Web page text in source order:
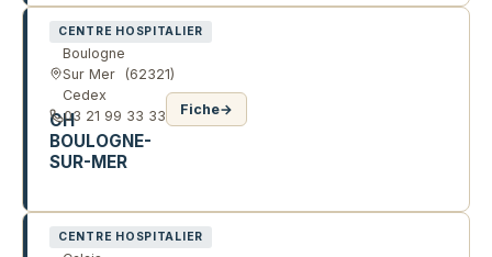
CENTRE HOSPITALIER
Boulogne
Sur Mer
Cedex
(62321)
CH
BOULOGNE-
SUR-MER
03 21 99 33 33 Fiche→
CENTRE HOSPITALIER